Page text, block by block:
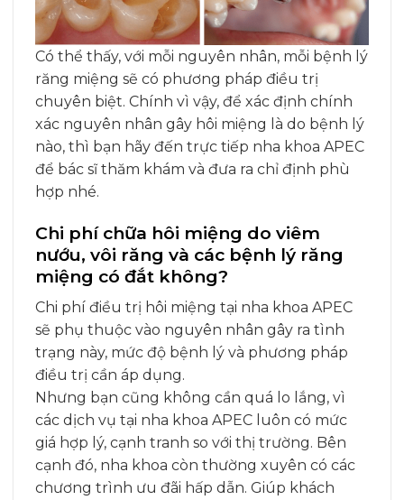
Có thể thấy, với mỗi nguyên nhân, mỗi bệnh lý
răng miệng sẽ có phương pháp điều trị
chuyên biệt. Chính vì vậy, để xác định chính
xác nguyên nhân gây hôi miệng là do bệnh lý
nào, thì bạn hãy đến trực tiếp nha khoa APEC
để bác sĩ thăm khám và đưa ra chỉ định phù
hợp nhé.
Chi phí chữa hôi miệng do viêm
nướu, vôi răng và các bệnh lý răng
miệng có đắt không?
Chi phí điều trị hôi miệng tại nha khoa APEC
sẽ phụ thuộc vào nguyên nhân gây ra tình
trạng này, mức độ bệnh lý và phương pháp
điều trị cần áp dụng.
Nhưng bạn cũng không cần quá lo lắng, vì
các dịch vụ tại nha khoa APEC luôn có mức
giá hợp lý, cạnh tranh so với thị trường. Bên
cạnh đó, nha khoa còn thường xuyên có các
chương trình ưu đãi hấp dẫn. Giúp khách